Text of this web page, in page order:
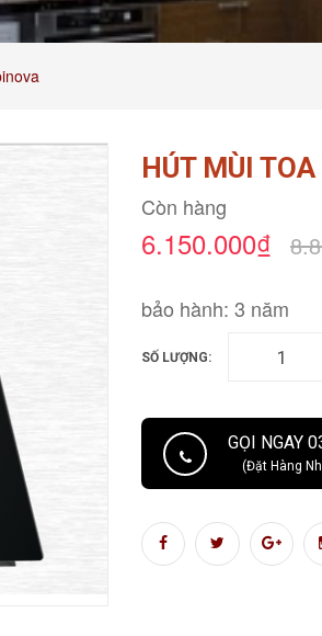
HÚT MÙI
Còn hàng
6.150.000₫
bảo hành: 3 năm
SỐ LƯỢNG:
GỌI NGAY
(Đặt Hàng